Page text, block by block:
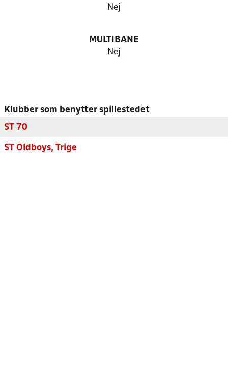
Nej
MULTIBANE
Nej
Klubber som benytter spillestedet
ST 70
ST Oldboys, Trige